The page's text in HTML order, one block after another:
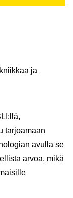
ja
tarjoamaan
avulla se
arvoa, mikä